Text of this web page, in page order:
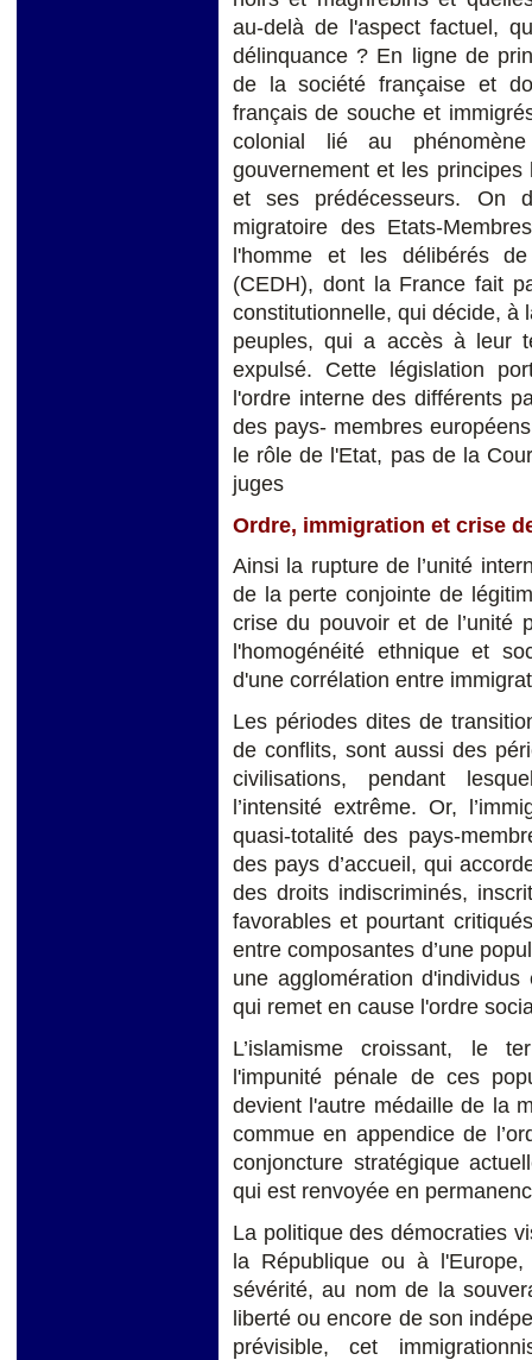
au-delà de l'aspect factuel,
délinquance ? En ligne de
de la société française et
français de souche et
colonial lié au
gouvernement et les
et ses prédécesseurs. On
migratoire des Etats-
l'homme et les délibérés
(CEDH), dont la France fait
constitutionnelle, qui décide, à
peuples, qui a accès à leur
expulsé. Cette législation
l'ordre interne des différents
des pays- membres
le rôle de l'Etat, pas de la
juges
Ordre, immigration et crise
Ainsi la rupture de l’unité
de la perte conjointe de
crise du pouvoir et de l’unité
l'homogénéité ethnique et
d'une corrélation entre
Les périodes dites de
de conflits, sont aussi des
civilisations, pendant
l’intensité extrême. Or,
quasi-totalité des pays-
des pays d’accueil, qui
des droits indiscriminés,
favorables et pourtant
entre composantes d’une
une agglomération
qui remet en cause l'ordre
L’islamisme croissant, le
l'impunité pénale de ces
devient l'autre médaille de la
commue en appendice de
conjoncture stratégique
qui est renvoyée en
La politique des démocraties
la République ou à
sévérité, au nom de la
liberté ou encore de son
prévisible, cet